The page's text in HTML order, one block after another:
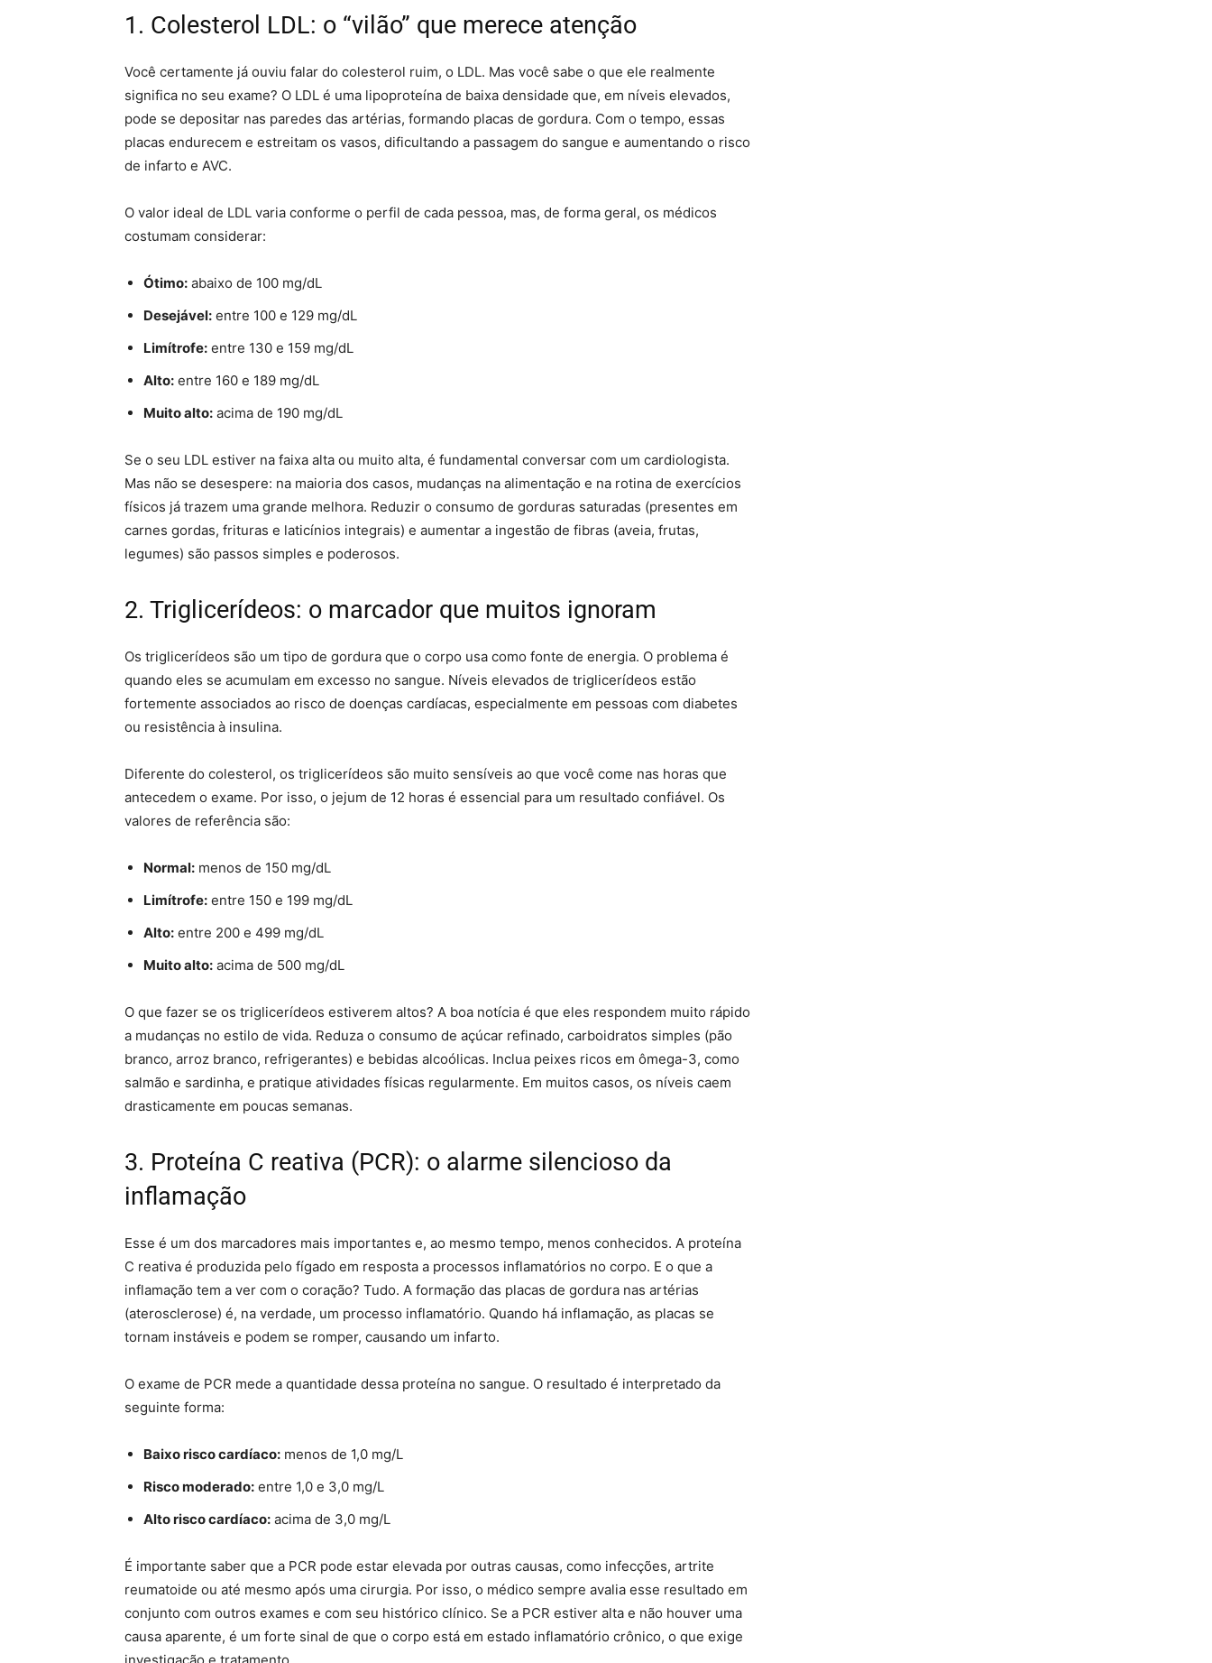
1. Colesterol LDL: o “vilão” que merece atenção
Você certamente já ouviu falar do colesterol ruim, o LDL. Mas você sabe o que ele realmente
significa no seu exame? O LDL é uma lipoproteína de baixa densidade que, em níveis elevados,
pode se depositar nas paredes das artérias, formando placas de gordura. Com o tempo, essas
placas endurecem e estreitam os vasos, dificultando a passagem do sangue e aumentando o risco
de infarto e AVC.
O valor ideal de LDL varia conforme o perfil de cada pessoa, mas, de forma geral, os médicos
costumam considerar:
Ótimo: abaixo de 100 mg/dL
Desejável: entre 100 e 129 mg/dL
Limítrofe: entre 130 e 159 mg/dL
Alto: entre 160 e 189 mg/dL
Muito alto: acima de 190 mg/dL
Se o seu LDL estiver na faixa alta ou muito alta, é fundamental conversar com um cardiologista.
Mas não se desespere: na maioria dos casos, mudanças na alimentação e na rotina de exercícios
físicos já trazem uma grande melhora. Reduzir o consumo de gorduras saturadas (presentes em
carnes gordas, frituras e laticínios integrais) e aumentar a ingestão de fibras (aveia, frutas,
legumes) são passos simples e poderosos.
2. Triglicerídeos: o marcador que muitos ignoram
Os triglicerídeos são um tipo de gordura que o corpo usa como fonte de energia. O problema é
quando eles se acumulam em excesso no sangue. Níveis elevados de triglicerídeos estão
fortemente associados ao risco de doenças cardíacas, especialmente em pessoas com diabetes
ou resistência à insulina.
Diferente do colesterol, os triglicerídeos são muito sensíveis ao que você come nas horas que
antecedem o exame. Por isso, o jejum de 12 horas é essencial para um resultado confiável. Os
valores de referência são:
Normal: menos de 150 mg/dL
Limítrofe: entre 150 e 199 mg/dL
Alto: entre 200 e 499 mg/dL
Muito alto: acima de 500 mg/dL
O que fazer se os triglicerídeos estiverem altos? A boa notícia é que eles respondem muito rápido
a mudanças no estilo de vida. Reduza o consumo de açúcar refinado, carboidratos simples (pão
branco, arroz branco, refrigerantes) e bebidas alcoólicas. Inclua peixes ricos em ômega-3, como
salmão e sardinha, e pratique atividades físicas regularmente. Em muitos casos, os níveis caem
drasticamente em poucas semanas.
3. Proteína C reativa (PCR): o alarme silencioso da
inflamação
Esse é um dos marcadores mais importantes e, ao mesmo tempo, menos conhecidos. A proteína
C reativa é produzida pelo fígado em resposta a processos inflamatórios no corpo. E o que a
inflamação tem a ver com o coração? Tudo. A formação das placas de gordura nas artérias
(aterosclerose) é, na verdade, um processo inflamatório. Quando há inflamação, as placas se
tornam instáveis e podem se romper, causando um infarto.
O exame de PCR mede a quantidade dessa proteína no sangue. O resultado é interpretado da
seguinte forma:
Baixo risco cardíaco: menos de 1,0 mg/L
Risco moderado: entre 1,0 e 3,0 mg/L
Alto risco cardíaco: acima de 3,0 mg/L
É importante saber que a PCR pode estar elevada por outras causas, como infecções, artrite
reumatoide ou até mesmo após uma cirurgia. Por isso, o médico sempre avalia esse resultado em
conjunto com outros exames e com seu histórico clínico. Se a PCR estiver alta e não houver uma
causa aparente, é um forte sinal de que o corpo está em estado inflamatório crônico, o que exige